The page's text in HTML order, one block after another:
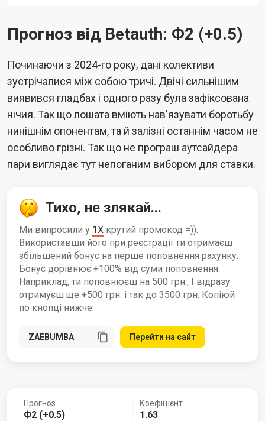
Прогноз від Betauth: Ф2 (+0.5)
Починаючи з 2024-го року, дані колективи
зустрічалися між собою тричі. Двічі сильнішим
виявився гладбах і одного разу була зафіксована
нічия. Так що лошата вміють нав'язувати боротьбу
нинішнім опонентам, та й залізні останнім часом не
особливо грізні. Так що не програш аутсайдера
пари виглядає тут непоганим вибором для ставки.
Тихо, не злякай...
Ми випросили у 1X крутий промокод =)).
Використавши його при реєстрації ти отримаєш
збільшений бонус на перше поповнення рахунку.
Бонус дорівнює +100% від суми поповнення.
Наприклад, ти поповнюєш на 500 грн., І відразу
отримуєш ще +500 грн. і так до 3500 грн. Копіюй
по кнопці нижче.
Перейти на сайт
Прогноз
Ф2 (+0.5)
Коефіцієнт
1.63